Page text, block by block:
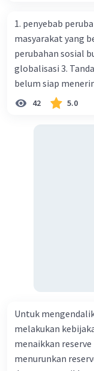
1. penyebab
masyarakat yang
perubahan sosial
globalisasi 3.
belum siap
modernisasi
Kegiatan
menganggap jika
dikatakan sebagai
nilai intrinsik 15.
fungsi uang 16.
didirikan lembaga
maksud dengan
42 5.0
Untuk
melakukan
menaikkan
menurunkan